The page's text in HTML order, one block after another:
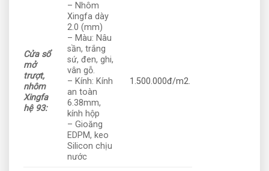
Cửa sổ
mở
trượt,
nhôm
Xingfa
hệ 93:
– Nhôm
Xingfa dày
2.0 (mm)
– Màu: Nâu
sần, trắng
sứ, đen, ghi,
vân gỗ.
– Kính: Kính
an toàn
6.38mm,
kính hộp
– Gioăng
EDPM, keo
Silicon chịu
nước
1.500.000đ/m2.